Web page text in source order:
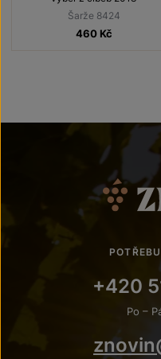
Šarže 8424
460 Kč
+420
Po –